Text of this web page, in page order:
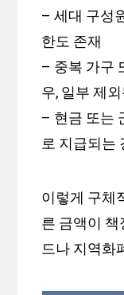
– 세대 구성
한도 존재
– 중복 가구
우, 일부 제
– 현금 또는
로 지급되는
이렇게 구체
른 금액이 책
드나 지역화